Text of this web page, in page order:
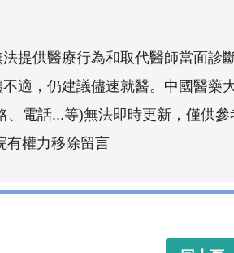
提供醫療行為和取代醫師當面診
適，仍建議儘速就醫。中國醫藥
、電話...等)無法即時更新，僅供參
有權力移除留言